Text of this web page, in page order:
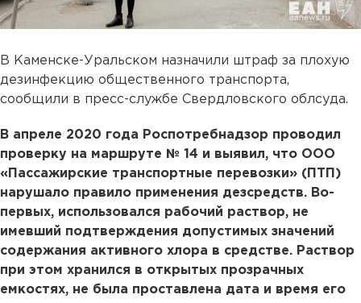
В Каменске-Уральском назначили штраф за плохую
дезинфекцию общественного транспорта,
сообщили в пресс-службе Свердловского облсуда.
В апреле 2020 года Роспотребнадзор проводил
проверку на маршруте № 14 и выявил, что ООО
«Пассажирские транспортные перевозки» (ПТП)
нарушало правило применения дезсредств. Во-
первых, использовался рабочий раствор, не
имевший подтверждения допустимых значений
содержания активного хлора в средстве. Раствор
при этом хранился в открытых прозрачных
емкостях, не была проставлена дата и время его